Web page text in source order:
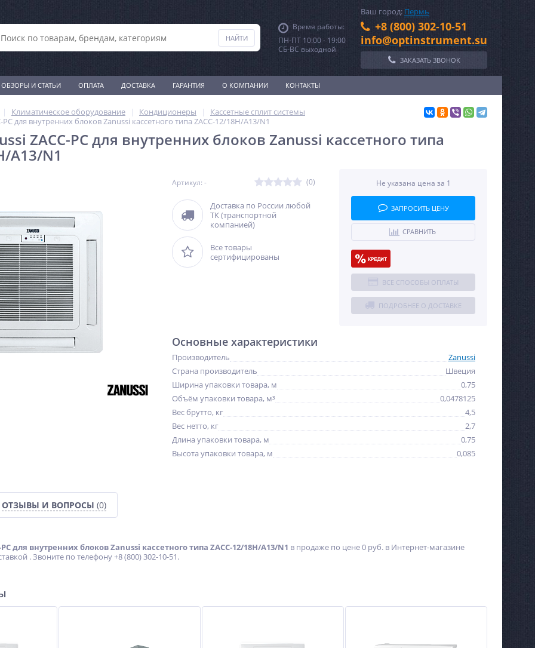
Время работы:
ПН-ПТ 10:00 - 19:00
СБ-ВС выходной
Ваш город: Пермь
+8 (800) 302-10-51
info@optinstrument.su
ЗАКАЗАТЬ ЗВОНОК
ОБЗОРЫ И СТАТЬИ ОПЛАТА ДОСТАВКА ГАРАНТИЯ О КОМПАНИИ КОНТАКТЫ
%
Климатическое оборудование Кондиционеры
Кассетные сплит системы
PC для внутренних блоков Zanussi кассетного типа ZАCC-12/18H/A13/N1
ZACC-PC для внутренних блоков Zanussi кассетного типа
A13/N1
Артикул: - (0)
Доставка по России любой
ТК (транспортной
компанией)
Все товары
сертифицированы
Не указана цена за 1
ЗАПРОСИТЬ ЦЕНУ
СРАВНИТЬ
ВСЕ СПОСОБЫ ОПЛАТЫ
ПОДРОБНЕЕ О ДОСТАВКЕ
Основные характеристики
Производитель
Zanussi
Страна производитель
Швеция
Ширина упаковки товара, м
0,75
Объём упаковки товара, м³
0,0478125
Вес брутто, кг
4,5
Вес нетто, кг
2,7
Длина упаковки товара, м
0,75
Высота упаковки товара, м
0,085
ОТЗЫВЫ И ВОПРОСЫ (0)
для внутренних блоков Zanussi кассетного типа ZАCC-12/18H/A13/N1 в продаже по цене 0 руб. в Интернет-магазине
. Звоните по телефону +8 (800) 302-10-51.